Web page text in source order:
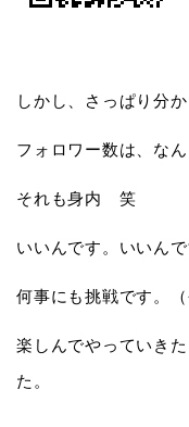
しかし、さっぱり分
フォロワー数は、なん
それも身内 笑
いいんです。いいんで
何事にも挑戦です。
楽しんでやっていき
た。